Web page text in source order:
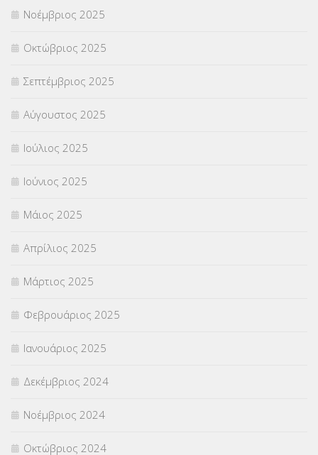
ΥΠΕΡΑΡΙΘΜΟΙ(1)
ΥΠΟΤΡΟΦΙΕΣ(28)
ΦΥΣΙΚΗ ΑΓΩΓΗ(692)
Χωρίς κατηγορία
Νοέμβριος 2025
Οκτώβριος 2025
Σεπτέμβριος 2025
Αύγουστος 2025
Ιούλιος 2025
Ιούνιος 2025
Μάιος 2025
Απρίλιος 2025
Μάρτιος 2025
Φεβρουάριος 2025
Ιανουάριος 2025
Δεκέμβριος 2024
Νοέμβριος 2024
Οκτώβριος 2024